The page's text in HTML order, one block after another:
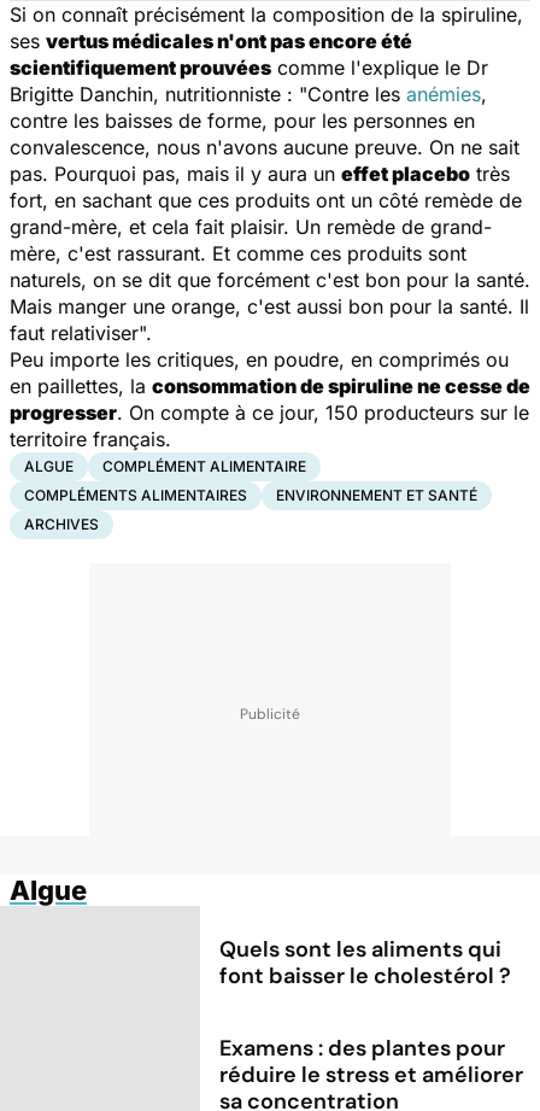
Si on connaît précisément la composition de la spiruline,
ses vertus médicales n'ont pas encore été
scientifiquement prouvées comme l'explique le Dr
Brigitte Danchin, nutritionniste : "Contre les anémies,
contre les baisses de forme, pour les personnes en
convalescence, nous n'avons aucune preuve. On ne sait
pas. Pourquoi pas, mais il y aura un effet placebo très
fort, en sachant que ces produits ont un côté remède de
grand-mère, et cela fait plaisir. Un remède de grand-
mère, c'est rassurant. Et comme ces produits sont
naturels, on se dit que forcément c'est bon pour la santé.
Mais manger une orange, c'est aussi bon pour la santé. Il
faut relativiser".
Peu importe les critiques, en poudre, en comprimés ou
en paillettes, la consommation de spiruline ne cesse de
progresser. On compte à ce jour, 150 producteurs sur le
territoire français.
ALGUE
COMPLÉMENT ALIMENTAIRE
COMPLÉMENTS ALIMENTAIRES
ENVIRONNEMENT ET SANTÉ
ARCHIVES
Algue
Quels sont les aliments qui
font baisser le cholestérol ?
Examens : des plantes pour
réduire le stress et améliorer
sa concentration